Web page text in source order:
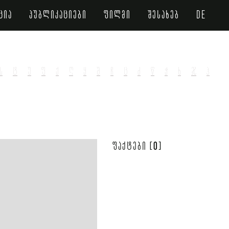
პუბლიკაციები ფილმი შესახებ de
ტ ქ ყ ჩ წ ჭ ხ ჯ ჰ
ფაქტები [0]